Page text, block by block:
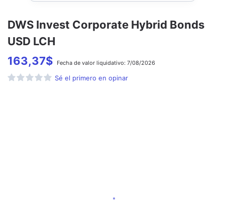
DWS Invest Corporate Hybrid Bonds
USD LCH
163,37$ Fecha de valor liquidativo: 7/08/2026
Sé el primero en opinar